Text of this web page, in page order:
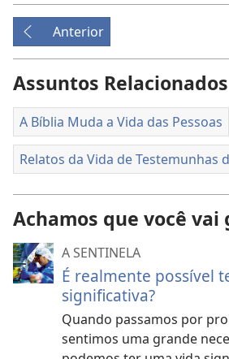
Anterior
Assuntos Relacionados
A Bíblia Muda a Vida das Pessoas
Relatos da Vida de Testemunhas
Achamos que você vai
A SENTINELA
É realmente possível
significativa?
Quando passamos por
sentimos uma grande